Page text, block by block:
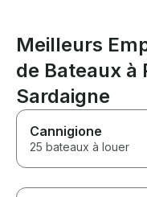
Meilleurs
de Bateaux à
Sardaigne
Cannigione
25 bateaux à louer